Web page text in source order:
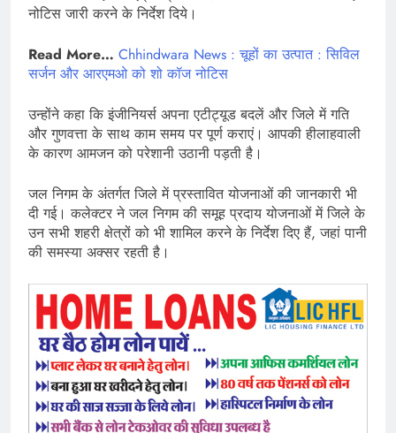
नोटिस जारी करने के निर्देश दिये।
Read More… Chhindwara News : चूहों का उत्पात : सिविल
सर्जन और आरएमओ को शो कॉज नोटिस
उन्होंने कहा कि इंजीनियर्स अपना एटीट्यूड बदलें और जिले में गति
और गुणवत्ता के साथ काम समय पर पूर्ण कराएं। आपकी हीलाहवाली
के कारण आमजन को परेशानी उठानी पड़ती है।
जल निगम के अंतर्गत जिले में प्रस्तावित योजनाओं की जानकारी भी
दी गई। कलेक्टर ने जल निगम की समूह प्रदाय योजनाओं में जिले के
उन सभी शहरी क्षेत्रों को भी शामिल करने के निर्देश दिए हैं, जहां पानी
की समस्या अक्सर रहती है।